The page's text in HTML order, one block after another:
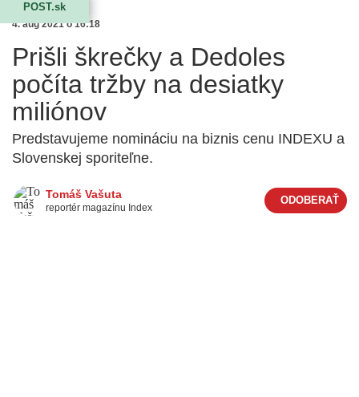
POST.sk
4. aug 2021 o 16:18
Prišli škrečky a Dedoles
počíta tržby na desiatky
miliónov
Predstavujeme nomináciu na biznis cenu INDEXU a
Slovenskej sporiteľne.
Tomáš Vašuta
reportér magazínu Index